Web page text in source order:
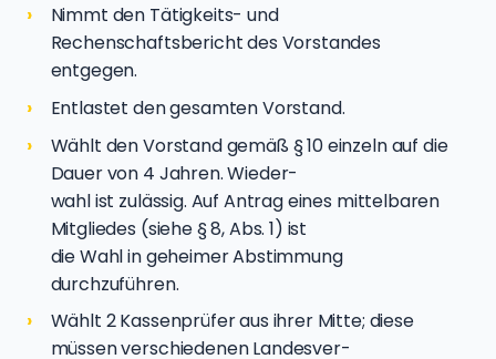
Nimmt den Tätigkeits- und
Rechenschaftsbericht des Vorstandes
entgegen.
Entlastet den gesamten Vorstand.
Wählt den Vorstand gemäß § 10 einzeln auf die
Dauer von 4 Jahren. Wieder-
wahl ist zulässig. Auf Antrag eines mittelbaren
Mitgliedes (siehe § 8, Abs. 1) ist
die Wahl in geheimer Abstimmung
durchzuführen.
Wählt 2 Kassenprüfer aus ihrer Mitte; diese
müssen verschiedenen Landesver-